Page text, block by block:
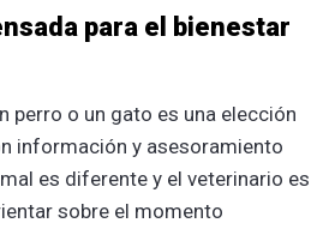
para el bienestar
perro o un gato es una elección
información y asesoramiento
es diferente y el veterinario es
sobre el momento